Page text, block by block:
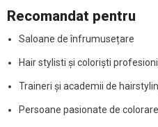
Recomandat pentru
Saloane de înfrumusețare
Hair stylisti și coloriști
Traineri și academii de
Persoane pasionate de